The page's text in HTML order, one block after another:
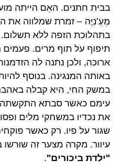
בבית חתנים. האֵם הייתה
מְעַ'נִיֶּה – זמרת שמלווה את
בתהלוכת הזפה ללא תשלום.
תיפוף על תוף מרים.
ארוכה, ולכן נתנה לה
באותה המנגינה. בנוסף
במשק החי, היא קבלה
עימם כאשר סבתא התקשתה
את נכדיו במשחקי מלים
שגור על פיו. רק כאשר
עיוור. מקרה מצער זה שורשו
"ילדת ביכורים".